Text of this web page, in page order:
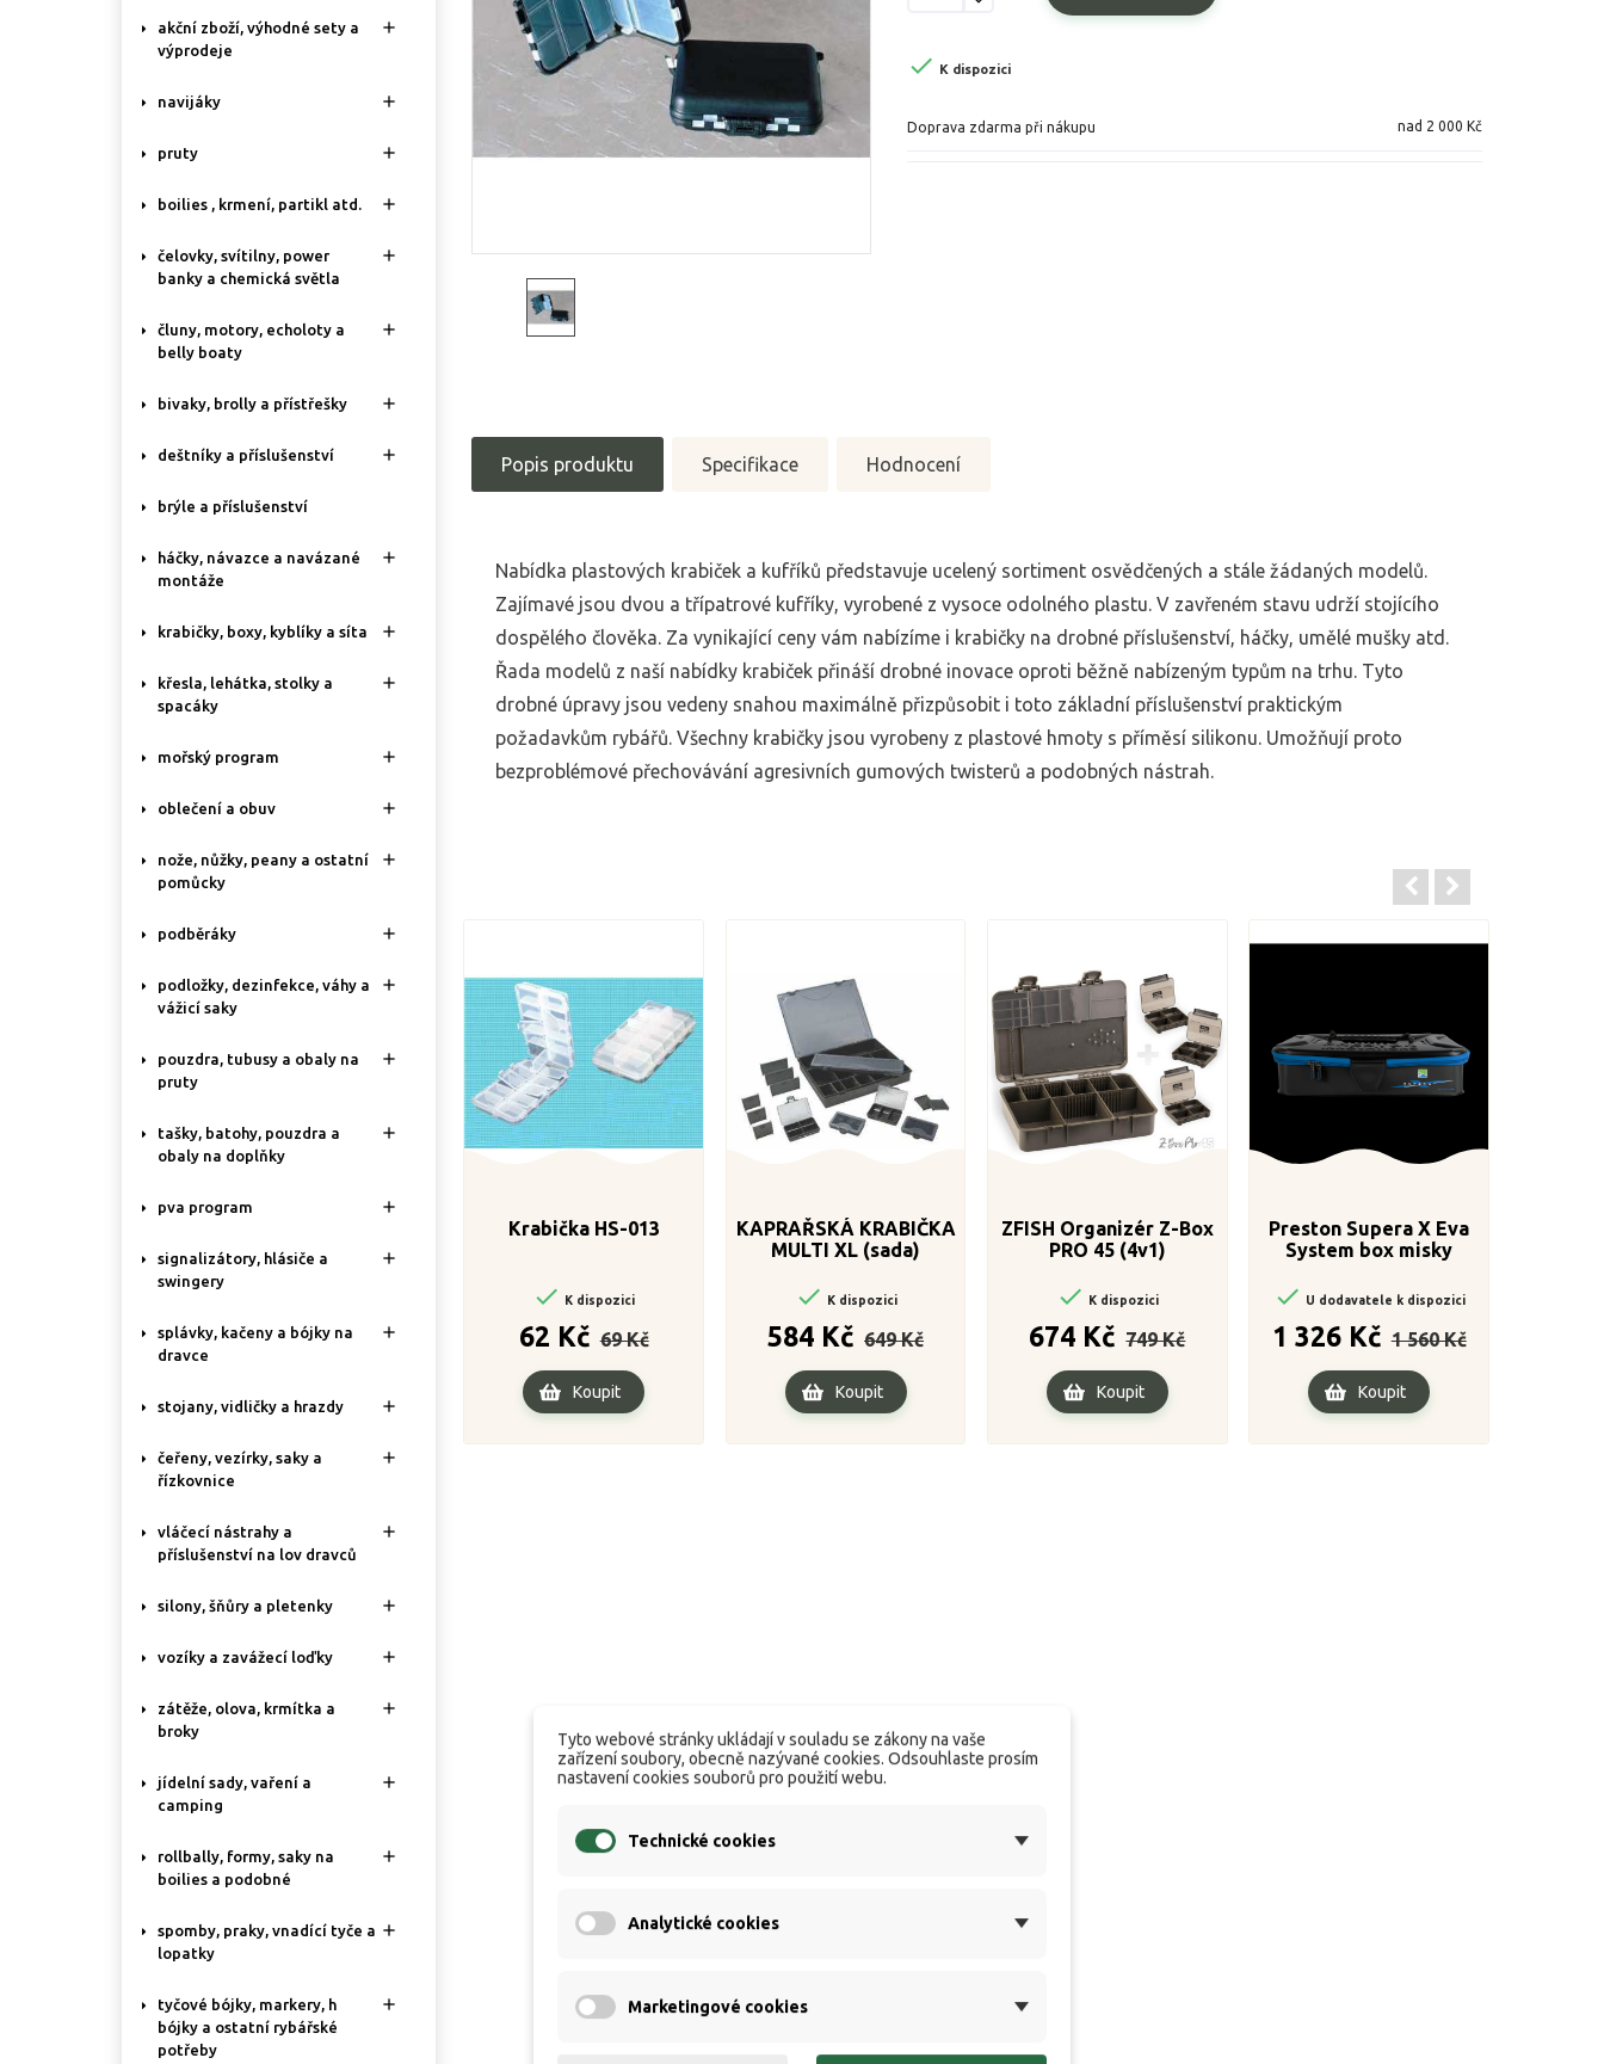
akční zboží, výhodné sety a
výprodeje

navijáky 
pruty 
boilies , krmení, partikl atd. 
čelovky, svítilny, power
banky a chemická světla

čluny, motory, echoloty a
belly boaty

bivaky, brolly a přístřešky 
deštníky a příslušenství 
brýle a příslušenství
háčky, návazce a navázané
montáže

krabičky, boxy, kyblíky a síta 
křesla, lehátka, stolky a
spacáky

mořský program 
oblečení a obuv 
nože, nůžky, peany a ostatní
pomůcky

podběráky 
podložky, dezinfekce, váhy a
vážicí saky

pouzdra, tubusy a obaly na
pruty

tašky, batohy, pouzdra a
obaly na doplňky

pva program 
signalizátory, hlásiče a
swingery

splávky, kačeny a bójky na
dravce

stojany, vidličky a hrazdy 
čeřeny, vezírky, saky a
řízkovnice

vláčecí nástrahy a
příslušenství na lov dravců

silony, šňůry a pletenky 
vozíky a zavážecí loďky 
zátěže, olova, krmítka a
broky

jídelní sady, vaření a
camping

rollbally, formy, saky na
boilies a podobné

spomby, praky, vnadící tyče a
lopatky

tyčové bójky, markery, h
bójky a ostatní rybářské
potřeby

 K dispozici
Doprava zdarma při nákupu nad 2 000 Kč
Popis produktu Specifikace Hodnocení
Nabídka plastových krabiček a kufříků představuje ucelený sortiment osvědčených a stále žádaných modelů.
Zajímavé jsou dvou a třípatrové kufříky, vyrobené z vysoce odolného plastu. V zavřeném stavu udrží stojícího
dospělého člověka. Za vynikající ceny vám nabízíme i krabičky na drobné příslušenství, háčky, umělé mušky atd.
Řada modelů z naší nabídky krabiček přináší drobné inovace oproti běžně nabízeným typům na trhu. Tyto
drobné úpravy jsou vedeny snahou maximálně přizpůsobit i toto základní příslušenství praktickým
požadavkům rybářů. Všechny krabičky jsou vyrobeny z plastové hmoty s příměsí silikonu. Umožňují proto
bezproblémové přechovávání agresivních gumových twisterů a podobných nástrah.
Krabička HS-013
 K dispozici
62 Kč cena
69 Kč
Koupit
KAPRAŘSKÁ KRABIČKA
MULTI XL (sada)
 K dispozici
584 Kč
cena
649 Kč
Koupit
ZFISH Organizér Z-Box
PRO 45 (4v1)
 K dispozici
674 Kč
cena
749 Kč
Koupit
Preston Supera X Eva
System box misky
 U dodavatele k dispozici
1 326 Kč cena
1 560 Kč
Koupit
Tyto webové stránky ukládají v souladu se zákony na vaše
zařízení soubory, obecně nazývané cookies. Odsouhlaste prosím
nastavení cookies souborů pro použití webu.
Technické cookies
Analytické cookies
Marketingové cookies